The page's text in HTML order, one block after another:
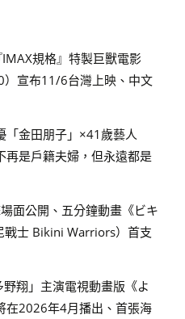
規格』特製巨獸電影
）宣布11/6台灣上映、中文
金田朋子」×41歲藝人
再是戶籍夫婦，但永遠都是
面公開、五分鐘動畫《ビキ
戰士 Bikini Warriors）首支
翔」主演電視動畫版《よ
在2026年4月播出、首張海